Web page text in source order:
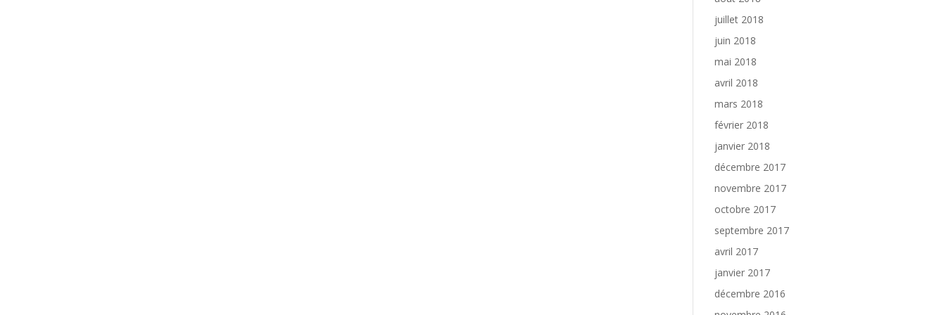
juillet 2018
juin 2018
mai 2018
avril 2018
mars 2018
février 2018
janvier 2018
décembre 2017
novembre 2017
octobre 2017
septembre 2017
avril 2017
janvier 2017
décembre 2016